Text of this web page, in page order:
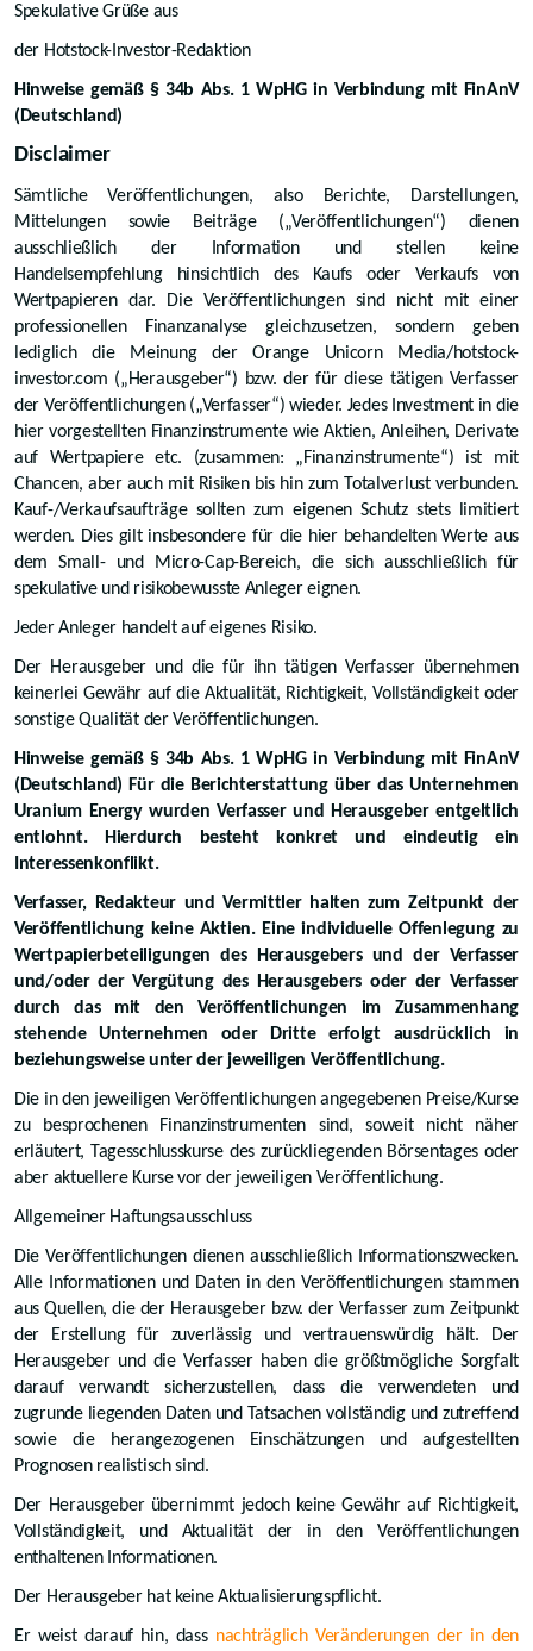
Spekulative Grüße aus
der Hotstock-Investor-Redaktion
Hinweise gemäß § 34b Abs. 1 WpHG in Verbindung mit FinAnV
(Deutschland)
Disclaimer
Sämtliche Veröffentlichungen, also Berichte, Darstellungen,
Mittelungen sowie Beiträge („Veröffentlichungen“) dienen
ausschließlich der Information und stellen keine
Handelsempfehlung hinsichtlich des Kaufs oder Verkaufs von
Wertpapieren dar. Die Veröffentlichungen sind nicht mit einer
professionellen Finanzanalyse gleichzusetzen, sondern geben
lediglich die Meinung der Orange Unicorn Media/hotstock-
investor.com („Herausgeber“) bzw. der für diese tätigen Verfasser
der Veröffentlichungen („Verfasser“) wieder. Jedes Investment in die
hier vorgestellten Finanzinstrumente wie Aktien, Anleihen, Derivate
auf Wertpapiere etc. (zusammen: „Finanzinstrumente“) ist mit
Chancen, aber auch mit Risiken bis hin zum Totalverlust verbunden.
Kauf-/Verkaufsaufträge sollten zum eigenen Schutz stets limitiert
werden. Dies gilt insbesondere für die hier behandelten Werte aus
dem Small- und Micro-Cap-Bereich, die sich ausschließlich für
spekulative und risikobewusste Anleger eignen.
Jeder Anleger handelt auf eigenes Risiko.
Der Herausgeber und die für ihn tätigen Verfasser übernehmen
keinerlei Gewähr auf die Aktualität, Richtigkeit, Vollständigkeit oder
sonstige Qualität der Veröffentlichungen.
Hinweise gemäß § 34b Abs. 1 WpHG in Verbindung mit FinAnV
(Deutschland) Für die Berichterstattung über das Unternehmen
Uranium Energy wurden Verfasser und Herausgeber entgeltlich
entlohnt. Hierdurch besteht konkret und eindeutig ein
Interessenkonflikt.
Verfasser, Redakteur und Vermittler halten zum Zeitpunkt der
Veröffentlichung keine Aktien. Eine individuelle Offenlegung zu
Wertpapierbeteiligungen des Herausgebers und der Verfasser
und/oder der Vergütung des Herausgebers oder der Verfasser
durch das mit den Veröffentlichungen im Zusammenhang
stehende Unternehmen oder Dritte erfolgt ausdrücklich in
beziehungsweise unter der jeweiligen Veröffentlichung.
Die in den jeweiligen Veröffentlichungen angegebenen Preise/Kurse
zu besprochenen Finanzinstrumenten sind, soweit nicht näher
erläutert, Tagesschlusskurse des zurückliegenden Börsentages oder
aber aktuellere Kurse vor der jeweiligen Veröffentlichung.
Allgemeiner Haftungsausschluss
Die Veröffentlichungen dienen ausschließlich Informationszwecken.
Alle Informationen und Daten in den Veröffentlichungen stammen
aus Quellen, die der Herausgeber bzw. der Verfasser zum Zeitpunkt
der Erstellung für zuverlässig und vertrauenswürdig hält. Der
Herausgeber und die Verfasser haben die größtmögliche Sorgfalt
darauf verwandt sicherzustellen, dass die verwendeten und
zugrunde liegenden Daten und Tatsachen vollständig und zutreffend
sowie die herangezogenen Einschätzungen und aufgestellten
Prognosen realistisch sind.
Der Herausgeber übernimmt jedoch keine Gewähr auf Richtigkeit,
Vollständigkeit, und Aktualität der in den Veröffentlichungen
enthaltenen Informationen.
Der Herausgeber hat keine Aktualisierungspflicht.
Er weist darauf hin, dass nachträglich Veränderungen der in den